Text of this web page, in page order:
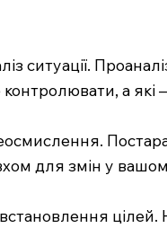
ситуації.
а які
для змін у
цілей.